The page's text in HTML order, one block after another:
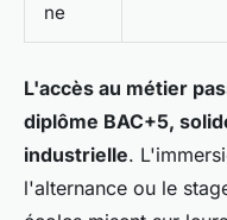
ne
L'accès au métier
diplôme BAC+5,
industrielle.
l'alternance ou le